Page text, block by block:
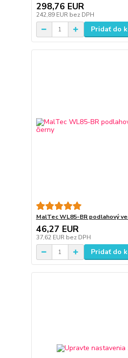
298,76 EUR
242,89 EUR bez DPH
Pridať do
MalTec WL85-BR podlahový
46,27 EUR
37,62 EUR bez DPH
Pridať do